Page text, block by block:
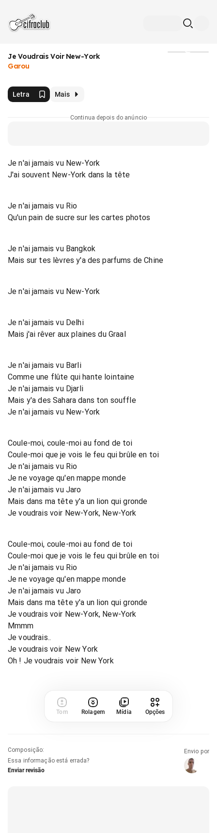
Je Voudrais Voir New-York
Garou
Letra Mais
Continua depois do anúncio
Je n'ai jamais vu New-York
J'ai souvent New-York dans la tête
Je n'ai jamais vu Rio
Qu'un pain de sucre sur les cartes photos
Je n'ai jamais vu Bangkok
Mais sur tes lèvres y'a des parfums de Chine
Je n'ai jamais vu New-York
Je n'ai jamais vu Delhi
Mais j'ai rêver aux plaines du Graal
Je n'ai jamais vu Barli
Comme une flûte qui hante lointaine
Je n'ai jamais vu Djarli
Mais y'a des Sahara dans ton souffle
Je n'ai jamais vu New-York
Coule-moi, coule-moi au fond de toi
Coule-moi que je vois le feu qui brûle en toi
Je n'ai jamais vu Rio
Je ne voyage qu'en mappe monde
Je n'ai jamais vu Jaro
Mais dans ma tête y'a un lion qui gronde
Je voudrais voir New-York, New-York
Coule-moi, coule-moi au fond de toi
Coule-moi que je vois le feu qui brûle en toi
Je n'ai jamais vu Rio
Je ne voyage qu'en mappe monde
Je n'ai jamais vu Jaro
Mais dans ma tête y'a un lion qui gronde
Je voudrais voir New-York, New-York
Mmmm
Je voudrais..
Je voudrais voir New York
Oh ! Je voudrais voir New York
Tom Rolagem Mídia Opções
Composição:
Essa informação está errada?
Enviar revisão
Envio por